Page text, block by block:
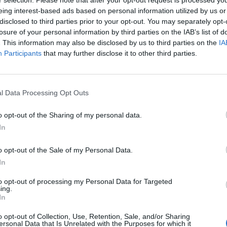
interest-based ads based on personal information utilized by us
to third parties prior to your opt-out. You may separately
of your personal information by third parties on the IAB’s list of
This information may also be disclosed by us to third parties on the
Participants that may further disclose it to other third parties.
Data Processing Opt Outs
opt-out of the Sharing of my personal data.
opt-out of the Sale of my Personal Data.
opt-out of processing my Personal Data for Targeted
opt-out of Collection, Use, Retention, Sale, and/or Sharing
Data that Is Unrelated with the Purposes for which it
jaki opublikowała „Rzeczpospolita” przeprowadzonego przez
ponad połowa Polaków chciałaby mieć możliwość robienia
niedzielę.